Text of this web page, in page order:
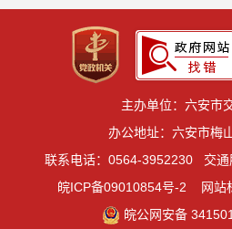
主办单位：六安市
办公地址：六安市梅
联系电话：0564-3952230
交
皖ICP备09010854号-2
网站
皖公网安备